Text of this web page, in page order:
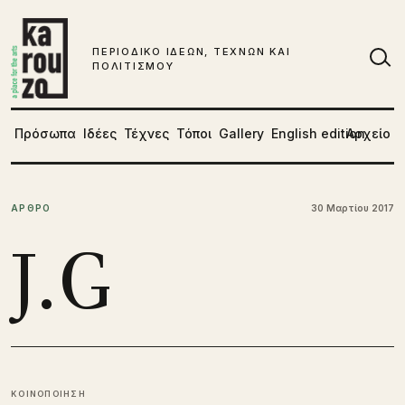
ΠΕΡΙΟΔΙΚΟ ΙΔΕΩΝ, ΤΕΧΝΩΝ ΚΑΙ
ΠΟΛΙΤΙΣΜΟΥ
Πρόσωπα Ιδέες Τέχνες Τόποι Gallery English editionΑρχείο
ΑΡΘΡΟ 30 Μαρτίου 2017
J.G
ΚΟΙΝΟΠΟΙΗΣΗ